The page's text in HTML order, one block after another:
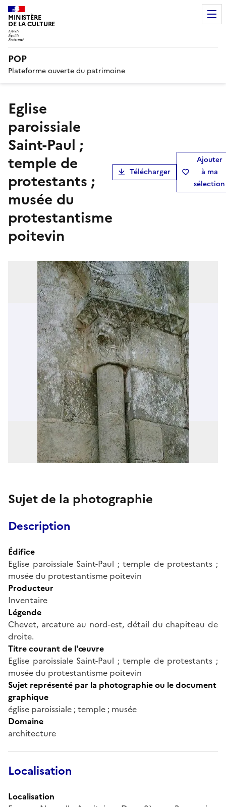
MINISTÈRE
DE LA CULTURE
POP
Plateforme ouverte du patrimoine
Eglise
paroissiale
Saint-Paul ;
temple de
protestants ;
musée du
protestantisme
poitevin
Télécharger
Ajouter
à ma
sélection
Sujet de la photographie
Description
Édifice
Eglise paroissiale Saint-Paul ; temple de protestants ;
musée du protestantisme poitevin
Producteur
Inventaire
Légende
Chevet, arcature au nord-est, détail du chapiteau de
droite.
Titre courant de l'œuvre
Eglise paroissiale Saint-Paul ; temple de protestants ;
musée du protestantisme poitevin
Sujet représenté par la photographie ou le document
graphique
église paroissiale ; temple ; musée
Domaine
architecture
Localisation
Localisation